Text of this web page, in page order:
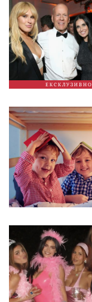
ЕКСКЛУЗИВНО